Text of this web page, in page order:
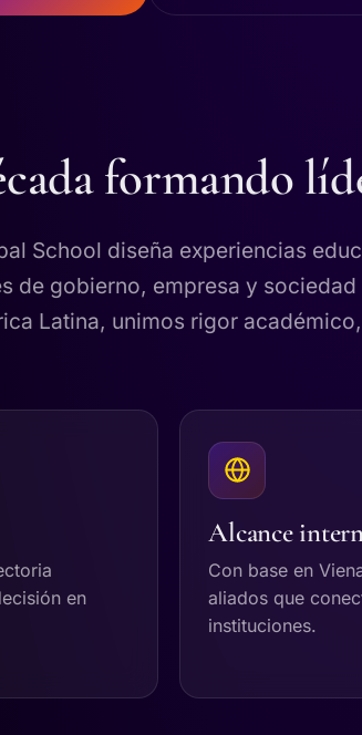
formando
School diseña experiencias
de gobierno, empresa y
Latina, unimos rigor
en
Alcance
Con base en
aliados que
instituciones.